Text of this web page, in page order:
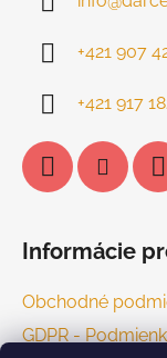
+421 907
+421 917
Informácie
Obchodné
GDPR -